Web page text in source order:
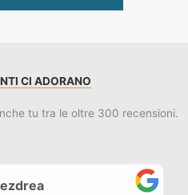
CI ADORANO
tu tra le oltre 300 recensioni.
gian luca avolivolo